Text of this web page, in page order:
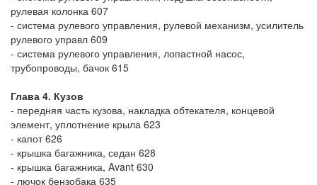
рулевая колонка 607
- система рулевого управления, рулевой механизм, усилитель
рулевого управл 609
- система рулевого управления, лопастной насос,
трубопроводы, бачок 615
Глава 4. Кузов
- передняя часть кузова, накладка обтекателя, концевой
элемент, уплотнение крыла 623
- капот 626
- крышка багажника, седан 628
- крышка багажника, Avant 630
- лючок бензобака 635